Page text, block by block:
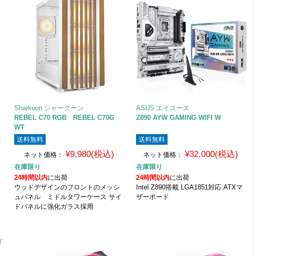
Sharkoon シャークーン
REBEL C70 RGB REBEL C70G
WT
送料無料
ネット価格：
¥9,980(税込)
在庫限り
24時間以内に出荷
ウッドデザインのフロントのメッシ
ュパネル ミドルタワーケース サイ
ドパネルに強化ガラス採用
ASUS エイスース
Z890 AYW GAMING WIFI W
送料無料
ネット価格： ¥32,000(税込)
在庫限り
24時間以内に出荷
Intel Z890搭載 LGA1851対応 ATXマ
ザーボード